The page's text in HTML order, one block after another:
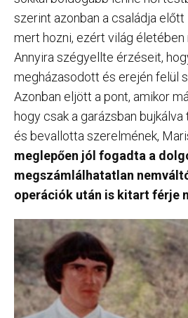
szerint azonban a családja
mert hozni, ezért világ
Annyira szégyellte érzéseit,
megházasodott és erején felül
Azonban eljött a pont, amikor
hogy csak a garázsban bujkálva
és bevallotta szerelmének,
meglepően jól fogadta a
megszámlálhatatlan
operációk után is kitart férje